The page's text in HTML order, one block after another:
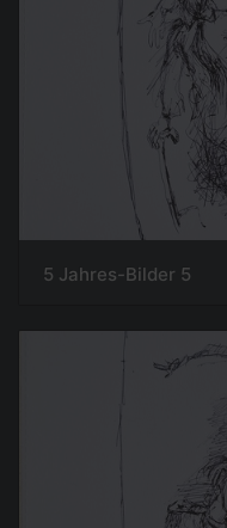
5 Jahres-Bilder 5